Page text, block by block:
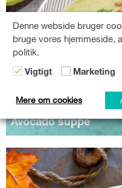
Avocado suppe
Denne webside bruger
bruge vores hjemmeside,
politik.
Vigtigt Marketing
Mere om cookies